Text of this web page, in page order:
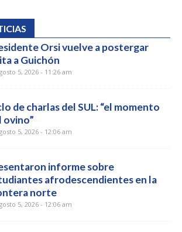
Orsi vuelve a postergar
a Guichón
5, 2026 - 11:26 am
de charlas del SUL: “el momento
ovino”
5, 2026 - 12:06 am
informe sobre
afrodescendientes en la
norte
5, 2026 - 12:06 am